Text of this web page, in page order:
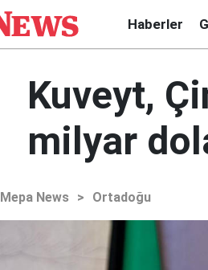
Haberler
Kuveyt,
milyar
Mepa News > Ortadoğu